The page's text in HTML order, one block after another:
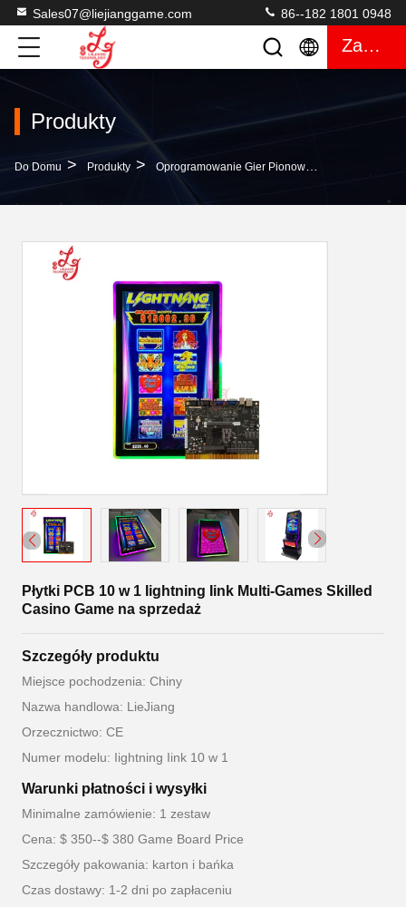
Sales07@liejianggame.com 86--182 1801 0948
Zacytować
Produkty
Do Domu > Produkty > Oprogramowanie Gier Pionowych
Płytki PCB 10 w 1 Iightning Iink Multi-Games Skilled
Casino Game na sprzedaż
Szczegóły produktu
Miejsce pochodzenia: Chiny
Nazwa handlowa: LieJiang
Orzecznictwo: CE
Numer modelu: Iightning Iink 10 w 1
Warunki płatności i wysyłki
Minimalne zamówienie: 1 zestaw
Cena: $ 350--$ 380 Game Board Price
Szczegóły pakowania: karton i bańka
Czas dostawy: 1-2 dni po zapłaceniu